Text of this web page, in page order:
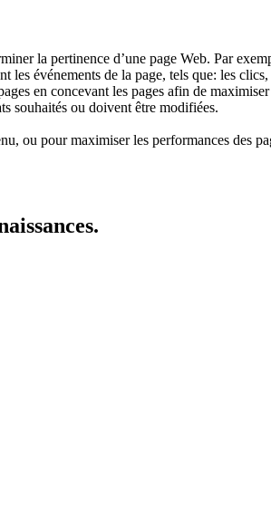
la pertinence d’une page Web. Par
événements de la page, tels que: les
en concevant les pages afin de
souhaités ou doivent être modifiées.
ou pour maximiser les performances des
aissances.